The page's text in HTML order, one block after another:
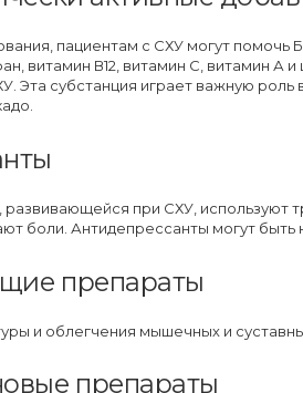
пациентам с СХУ могут
витамин В12, витамин С, витамин
Эта субстанция играет важную
при СХУ, используют
боли. Антидепрессанты могут
препараты
и облегчения мышечных и
препараты